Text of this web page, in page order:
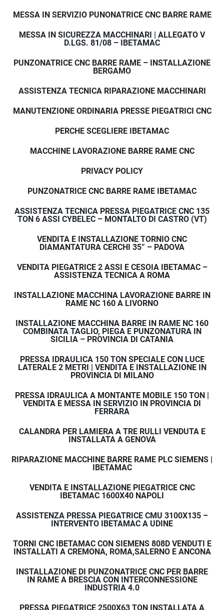
MESSA IN SERVIZIO PUNONATRICE CNC BARRE RAME
MESSA IN SICUREZZA MACCHINARI | ALLEGATO V
D.LGS. 81/08 – IBETAMAC
PUNZONATRICE CNC BARRE RAME – INSTALLAZIONE
BERGAMO
ASSISTENZA TECNICA RIPARAZIONE MACCHINARI
MANUTENZIONE ORDINARIA PRESSE PIEGATRICI CNC
PERCHE SCEGLIERE IBETAMAC
MACCHINE LAVORAZIONE BARRE RAME CNC
PRIVACY POLICY
PUNZONATRICE CNC BARRE RAME IBETAMAC
ASSISTENZA TECNICA PRESSA PIEGATRICE CNC 135
TON 6 ASSI CYBELEC – MONTALTO DI CASTRO (VT)
VENDITA E INSTALLAZIONE TORNIO CNC
DIAMANTATURA CERCHI 35” – PADOVA
VENDITA PIEGATRICE 2 ASSI E CESOIA IBETAMAC –
ASSISTENZA TECNICA A ROMA
INSTALLAZIONE MACCHINA LAVORAZIONE BARRE IN
RAME NC 160 A LIVORNO
INSTALLAZIONE MACCHINA BARRE IN RAME NC 160
COMBINATA TAGLIO, PIEGA E PUNZONATURA IN
SICILIA – PROVINCIA DI CATANIA
PRESSA IDRAULICA 150 TON SPECIALE CON LUCE
LATERALE 2 METRI | VENDITA E INSTALLAZIONE IN
PROVINCIA DI MILANO
PRESSA IDRAULICA A MONTANTE MOBILE 150 TON |
VENDITA E MESSA IN SERVIZIO IN PROVINCIA DI
FERRARA
CALANDRA PER LAMIERA A TRE RULLI VENDUTA E
INSTALLATA A GENOVA
RIPARAZIONE MACCHINE BARRE RAME PLC SIEMENS |
IBETAMAC
VENDITA E INSTALLAZIONE PIEGATRICE CNC
IBETAMAC 1600X40 NAPOLI
ASSISTENZA PRESSA PIEGATRICE CMU 3100X135 –
INTERVENTO IBETAMAC A UDINE
TORNI CNC IBETAMAC CON SIEMENS 808D VENDUTI E
INSTALLATI A CREMONA, ROMA,SALERNO E ANCONA
INSTALLAZIONE DI PUNZONATRICE CNC PER BARRE
IN RAME A BRESCIA CON INTERCONNESSIONE
INDUSTRIA 4.0
PRESSA PIEGATRICE 2500X63 TON INSTALLATA A